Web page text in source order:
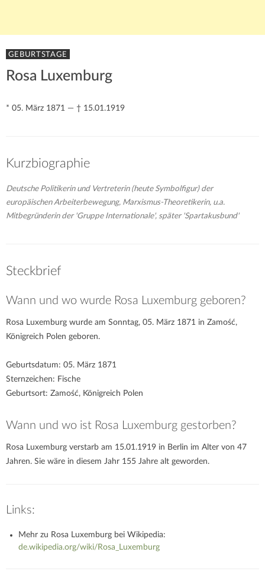
GEBURTSTAGE
Rosa Luxemburg
* 05. März 1871 — † 15.01.1919
Kurzbiographie
Deutsche Politikerin und Vertreterin (heute Symbolfigur) der
europäischen Arbeiterbewegung, Marxismus-Theoretikerin, u.a.
Mitbegründerin der 'Gruppe Internationale', später 'Spartakusbund'
Steckbrief
Wann und wo wurde Rosa Luxemburg geboren?
Rosa Luxemburg wurde am Sonntag, 05. März 1871 in Zamość,
Königreich Polen geboren.
Geburtsdatum: 05. März 1871
Sternzeichen: Fische
Geburtsort: Zamość, Königreich Polen
Wann und wo ist Rosa Luxemburg gestorben?
Rosa Luxemburg verstarb am 15.01.1919 in Berlin im Alter von 47
Jahren. Sie wäre in diesem Jahr 155 Jahre alt geworden.
Links:
Mehr zu Rosa Luxemburg bei Wikipedia:
de.wikipedia.org/wiki/Rosa_Luxemburg